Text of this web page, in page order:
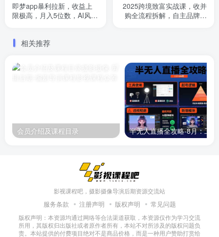
即梦app暴利拉新，收益上
限极高，月入5位数，AI风口
2025跨境致富实战课，收并
购全流程拆解，自主品牌出
相关推荐
会员介绍及课程目录
影视课程吧，摄影摄像导演后期资源交流站
服务条款 注册声明 版权声明 常见问题
版权声明：本资源均通过网络等合法渠道获取，本资源仅作为学习交流
所用，其版权归出版社或者原作者所有，本站不对所涉及的版权问题负
责。本站提供的付费项目绝对不是商品价格，而是一种用户赞助打赏给